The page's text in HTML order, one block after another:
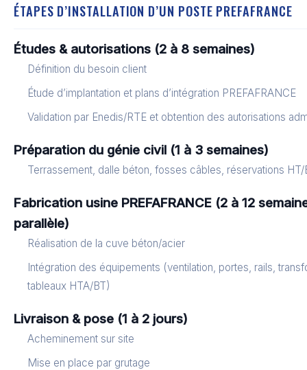
ÉTAPES D’INSTALLATION D’UN POSTE PREFAFRANCE
Études & autorisations (2 à 8 semaines)
Définition du besoin client
Étude d’implantation et plans d’intégration PREFAFRANCE
Validation par Enedis/RTE et obtention des autorisations
Préparation du génie civil (1 à 3 semaines)
Terrassement, dalle béton, fosses câbles, réservations HT/
Fabrication usine PREFAFRANCE (2 à 12
parallèle)
Réalisation de la cuve béton/acier
Intégration des équipements (ventilation, portes, rails,
tableaux HTA/BT)
Livraison & pose (1 à 2 jours)
Acheminement sur site
Mise en place par grutage